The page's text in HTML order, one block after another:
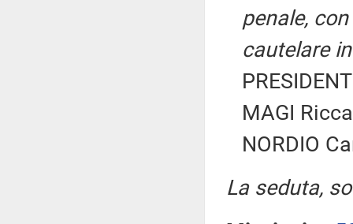
penale,
cautelare
MAGI
NORDIO
La seduta,